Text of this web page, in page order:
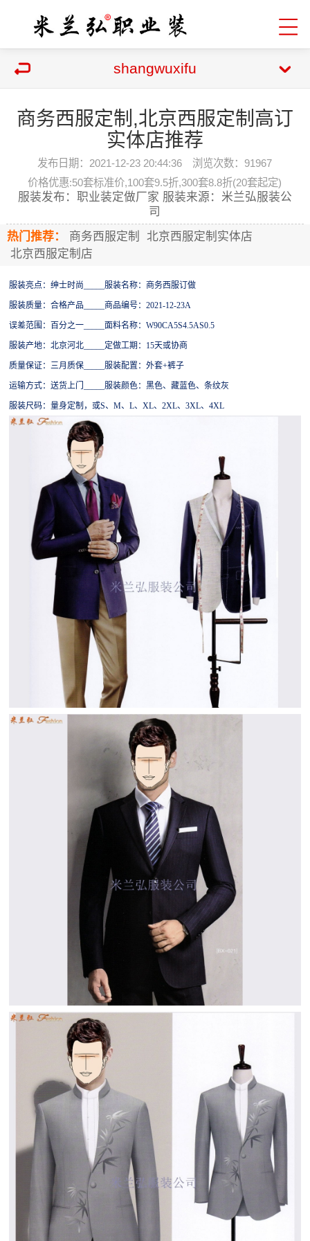
shangwuxifu
商务西服定制,北京西服定制高订
实体店推荐
发布日期：2021-12-23 20:44:36 浏览次数： 91967
价格优惠:50套标准价,100套9.5折,300套8.8折(20套起定)
服装发布：职业装定做厂家 服装来源：米兰弘服装公
司
热门推荐：
商务西服定制
北京西服定制实体店
北京西服定制店
服装亮点：绅士时尚 _____服装名称：商务西服订做
服装质量：合格产品 _____商品编号：2021-12-23A
误差范围：百分之一 _____面料名称：W90CA5S4.5AS0.5
服装产地：北京河北 _____定做工期：15天或协商
质量保证：三月质保 _____服装配置：外套+裤子
运输方式：送货上门 _____服装颜色：黑色、藏蓝色、条纹灰
服装尺码：量身定制，或S、M、L、XL、2XL、3XL、4XL